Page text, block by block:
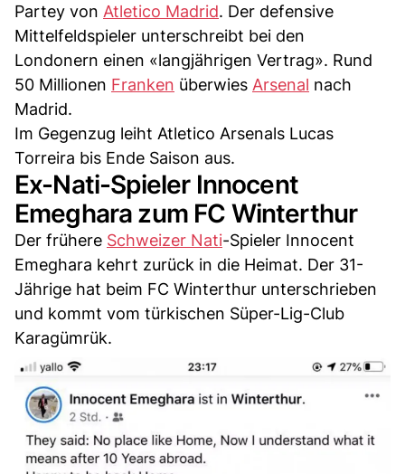
Partey von Atletico Madrid. Der defensive
Mittelfeldspieler unterschreibt bei den
Londonern einen «langjährigen Vertrag». Rund
50 Millionen Franken überwies Arsenal nach
Madrid.
Im Gegenzug leiht Atletico Arsenals Lucas
Torreira bis Ende Saison aus.
Ex-Nati-Spieler Innocent
Emeghara zum FC Winterthur
Der frühere Schweizer Nati-Spieler Innocent
Emeghara kehrt zurück in die Heimat. Der 31-
Jährige hat beim FC Winterthur unterschrieben
und kommt vom türkischen Süper-Lig-Club
Karagümrük.